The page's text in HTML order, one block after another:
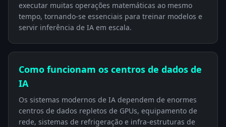
executar muitas operações matemáticas ao mesmo
tempo, tornando-se essenciais para treinar modelos e
servir inferência de IA em escala.
Como funcionam os centros de dados de
IA
Os sistemas modernos de IA dependem de enormes
centros de dados repletos de GPUs, equipamento de
rede, sistemas de refrigeração e infra-estruturas de